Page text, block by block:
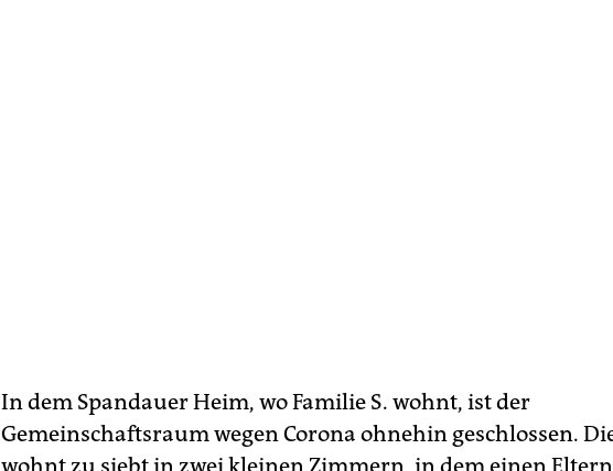
In dem Spandauer Heim, wo Familie S. wohnt, ist der
Gemeinschaftsraum wegen Corona ohnehin geschlossen.
wohnt zu siebt in zwei kleinen Zimmern, in dem einen